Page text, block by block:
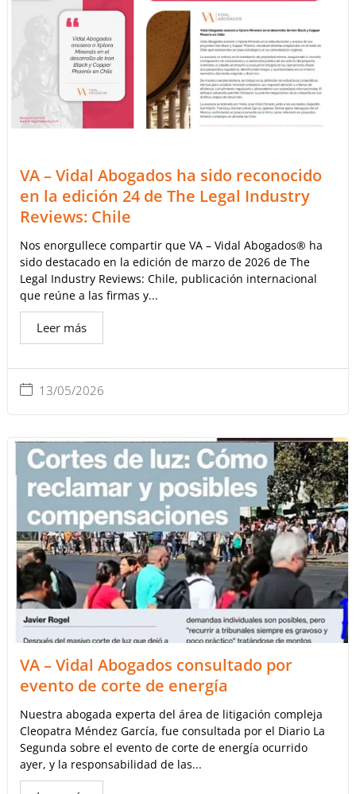
VA – Vidal Abogados ha sido reconocido
en la edición 24 de The Legal Industry
Reviews: Chile
13/05/2026
Nos enorgullece compartir que VA – Vidal Abogados® ha
sido destacado en la edición de marzo de 2026 de The
Legal Industry Reviews: Chile, publicación internacional
que reúne a las firmas y...
Leer más
VA – Vidal Abogados consultado por
evento de corte de energía
Nuestra abogada experta del área de litigación compleja
Cleopatra Méndez García, fue consultada por el Diario La
Segunda sobre el evento de corte de energía ocurrido
ayer, y la responsabilidad de las...